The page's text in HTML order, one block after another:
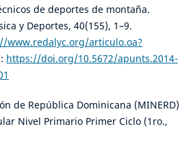
de deportes de montaña.
y Deportes, 40(155), 1–9.
www.redalyc.org/articulo.oa?
https://doi.org/10.5672/apunts.2014-
de República Dominicana (MINERD)
Nivel Primario Primer Ciclo (1ro.,